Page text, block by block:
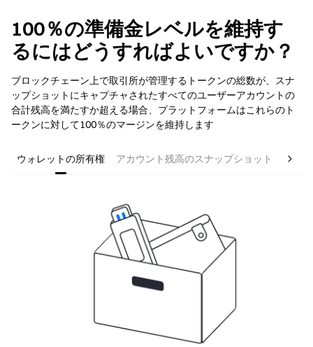
100％の準備金レベルを維持す
るにはどうすればよいですか？
ブロックチェーン上で取引所が管理するトークンの総数が、スナ
ップショットにキャプチャされたすべてのユーザーアカウントの
合計残高を満たすか超える場合、プラットフォームはこれらのト
ークンに対して100％のマージンを維持します
ウォレットの所有権 アカウント残高のスナップショット zk-